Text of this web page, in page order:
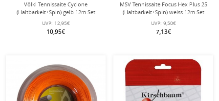
Völkl Tennissaite Cyclone
(Haltbarkeit+Spin) gelb 12m Set
UVP: 12,95€
10,95€
MSV Tennissaite Focus Hex Plus 25
(Haltbarkeit+Spin) weiss 12m Set
UVP: 9,50€
7,13€